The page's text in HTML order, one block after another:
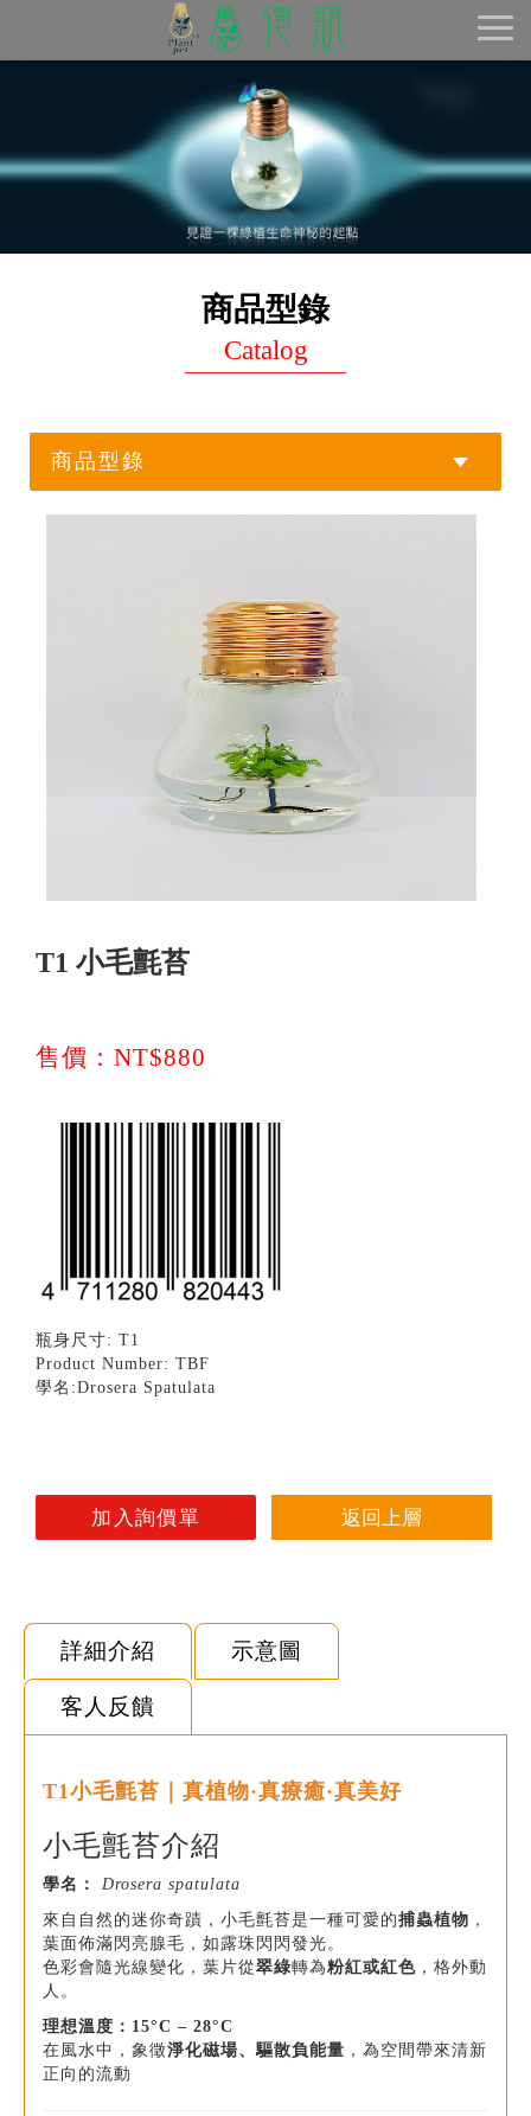
商品型錄
Catalog
商品型錄
T1 小毛氈苔
售價：NT$880
瓶身尺寸: T1
Product Number: TBF
學名:Drosera Spatulata
返回上層
詳細介紹 示意圖
客人反饋
T1小毛氈苔｜真植物·真療癒·真美好
小毛氈苔介紹
學名：
Drosera spatulata
來自自然的迷你奇蹟，小毛氈苔是一種可愛的捕蟲植物 ，
葉面佈滿閃亮腺毛，如露珠閃閃發光。
色彩會隨光線變化，葉片從翠綠轉為粉紅或紅色 ，格外動
人。
理想溫度：15°C – 28°C
在風水中，象徵淨化磁場、驅散負能量 ，為空間帶來清新
正向的流動